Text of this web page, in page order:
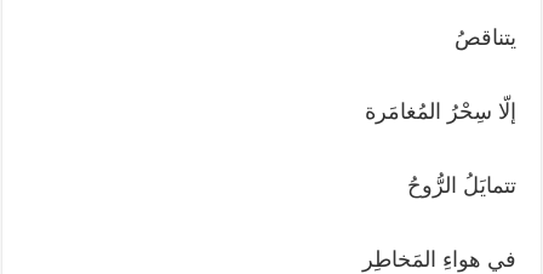
يتناقصُ
إلّا سِحْرُ المُغامَرة
تتمايَلُ الرُّوحُ
في هواءِ المَخاطِر